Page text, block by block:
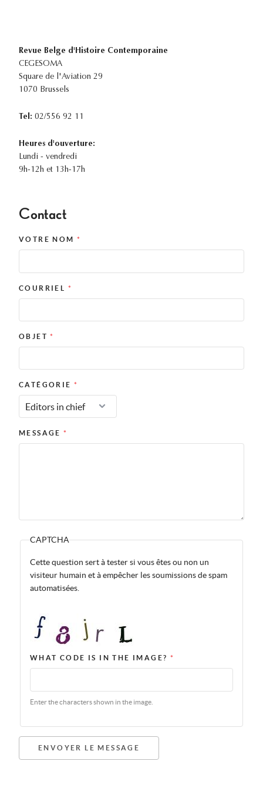
Revue Belge d'Histoire Contemporaine
CEGESOMA
Square de l'Aviation 29
1070 Brussels
Tel: 02/556 92 11
Heures d'ouverture:
Lundi - vendredi
9h-12h et 13h-17h
Contact
VOTRE NOM*
COURRIEL *
OBJET*
CATÉGORIE*
MESSAGE*
CAPTCHA
Cette question sert à tester si vous êtes ou non un
visiteur humain et à empêcher les soumissions de spam
automatisées.
WHAT CODE IS IN THE IMAGE? *
Enter the characters shown in the image.
ENVOYER LE MESSAGE